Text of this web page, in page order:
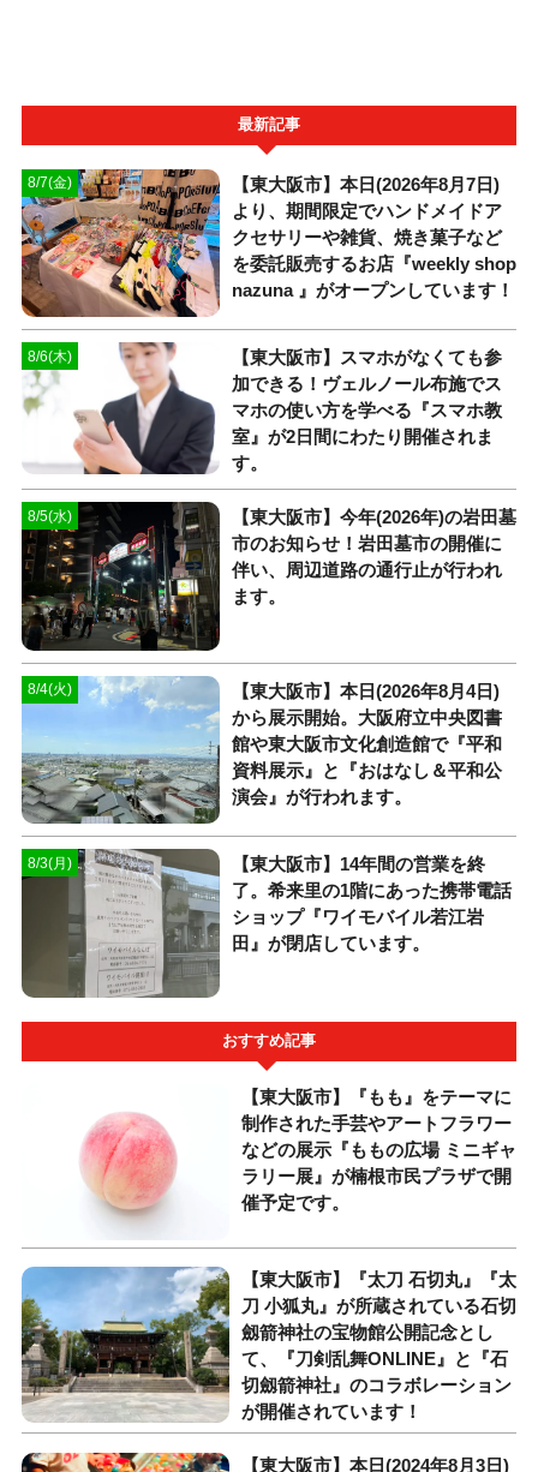
最新記事
8/7(金)
【東大阪市】本日(2026年8月7日)
より、期間限定でハンドメイドア
クセサリーや雑貨、焼き菓子など
を委託販売するお店『weekly shop
nazuna 』がオープンしています！
8/6(木)
【東大阪市】スマホがなくても参
加できる！ヴェルノール布施でス
マホの使い方を学べる『スマホ教
室』が2日間にわたり開催されま
す。
8/5(水)
【東大阪市】今年(2026年)の岩田墓
市のお知らせ！岩田墓市の開催に
伴い、周辺道路の通行止が行われ
ます。
8/4(火)
【東大阪市】本日(2026年8月4日)
から展示開始。大阪府立中央図書
館や東大阪市文化創造館で『平和
資料展示』と『おはなし＆平和公
演会』が行われます。
8/3(月)
【東大阪市】14年間の営業を終
了。希来里の1階にあった携帯電話
ショップ『ワイモバイル若江岩
田』が閉店しています。
おすすめ記事
【東大阪市】『もも』をテーマに
制作された手芸やアートフラワー
などの展示『ももの広場 ミニギャ
ラリー展』が楠根市民プラザで開
催予定です。
【東大阪市】『太刀 石切丸』『太
刀 小狐丸』が所蔵されている石切
劔箭神社の宝物館公開記念とし
て、『刀剣乱舞ONLINE』と『石
切劔箭神社』のコラボレーション
が開催されています！
【東大阪市】本日(2024年8月3日)